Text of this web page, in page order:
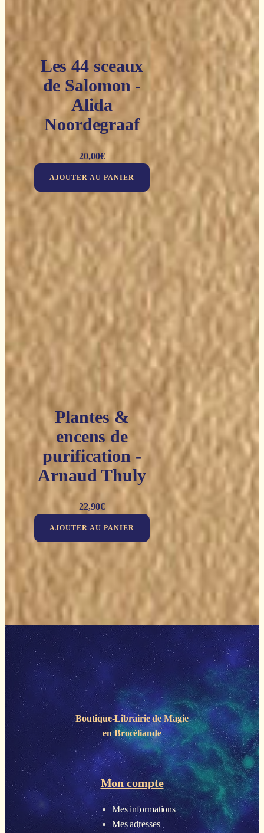
Les 44 sceaux
de Salomon -
Alida
Noordegraaf
20,00€
AJOUTER AU PANIER
Plantes &
encens de
purification -
Arnaud Thuly
22,90€
AJOUTER AU PANIER
Boutique-Librairie deMagie
en Brocéliande
Mon compte
Mes informations
Mes adresses